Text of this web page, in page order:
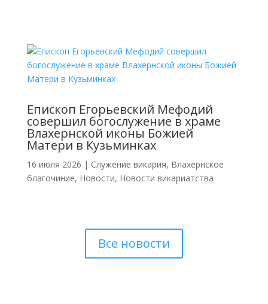
Епископ Егорьевский Мефодий
совершил богослужение в храме
Влахернской иконы Божией
Матери в Кузьминках
16 июля 2026 | Cлужение викария, Влахернское
благочиние, Новости, Новости викариатства
Все новости